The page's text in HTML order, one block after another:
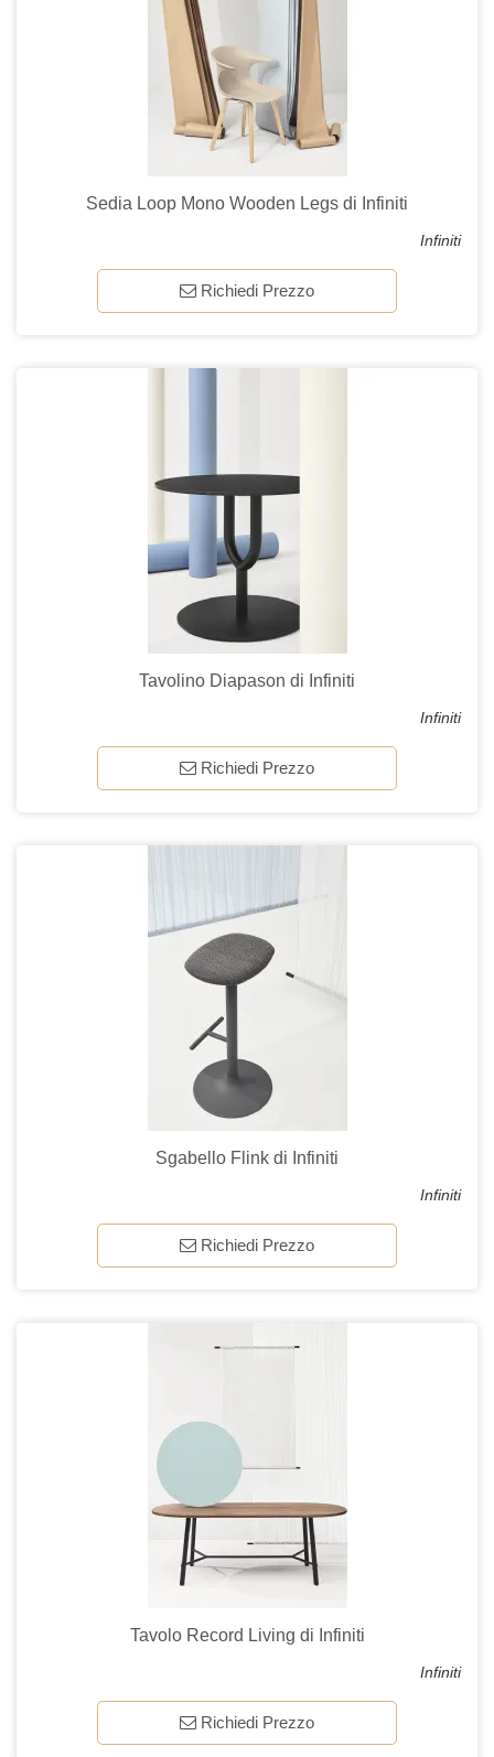
Sedia Loop Mono Wooden Legs di Infiniti
Infiniti
Richiedi Prezzo
Tavolino Diapason di Infiniti
Infiniti
Richiedi Prezzo
Sgabello Flink di Infiniti
Infiniti
Richiedi Prezzo
Tavolo Record Living di Infiniti
Infiniti
Richiedi Prezzo